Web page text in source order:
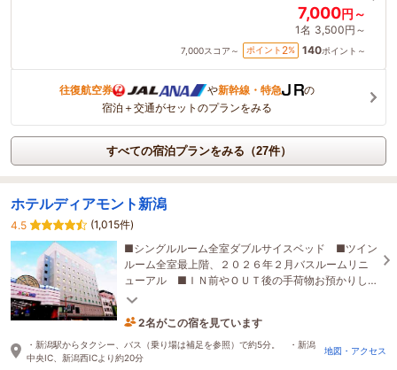
7,000円～
1名 3,500円～
7,000スコア～ ポイント 2% 140ポイント～
往復航空券 や新幹線・特急
の
宿泊＋交通がセットのプランをみる
すべての宿泊プランをみる（27件）
ホテルディアモント新潟
4.5
(1,015件)
■シングルルーム全室ダブルサイスベッド ■ツイン
ルーム全室最上階、２０２６年２月バスルームリニ
ューアル ■ＩＮ前やＯＵＴ後の手荷物お預かりし
ます。 ■駐車場は近隣駐車場（有料）のご紹介。
2名がこの宿を見ています
31分前に予約されました
・新潟駅からタクシー、バス（乗り場は補足を参照）で約5分。 ・新潟
中央IC、新潟西ICより約20分
地図・アクセス